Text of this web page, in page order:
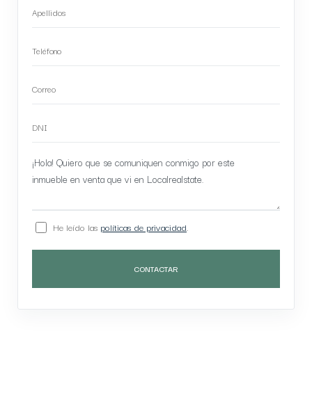
He leído las políticas de privacidad
CONTACTAR